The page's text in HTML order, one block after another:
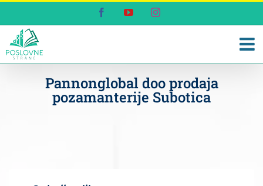
content
FacebookYouTubeInstagram
Pannonglobal doo prodaja
pozamanterije Subotica